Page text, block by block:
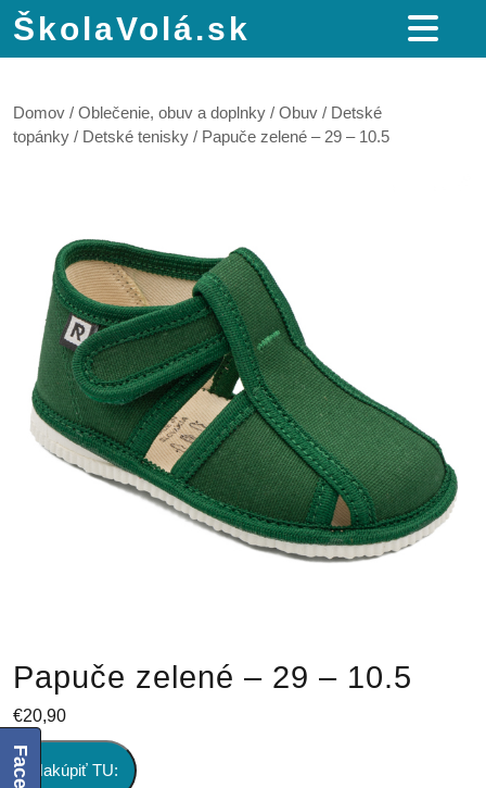
ŠkolaVolá.sk
Domov / Oblečenie, obuv a doplnky / Obuv / Detské
topánky / Detské tenisky / Papuče zelené – 29 – 10.5
Papuče zelené – 29 – 10.5
€20,90
Nakúpiť TU: